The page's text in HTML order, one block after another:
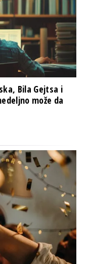
Bila Gejtsa i
može da